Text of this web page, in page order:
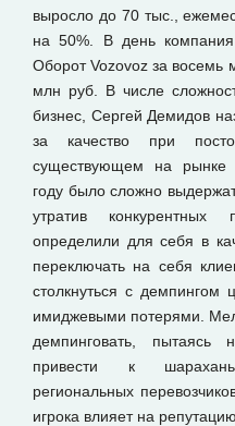
выросло до 70 тыс.,
на 50%. В день компания
Оборот Vozovoz за восемь
млн руб. В числе
бизнес, Сергей Демидов
за качество при
существующем на рынке
году было сложно
утратив
определили для себя в
переключать на себя
столкнуться с демпингом
имиджевыми потерями.
демпинговать, пытаясь
привести к
региональных
игрока влияет на